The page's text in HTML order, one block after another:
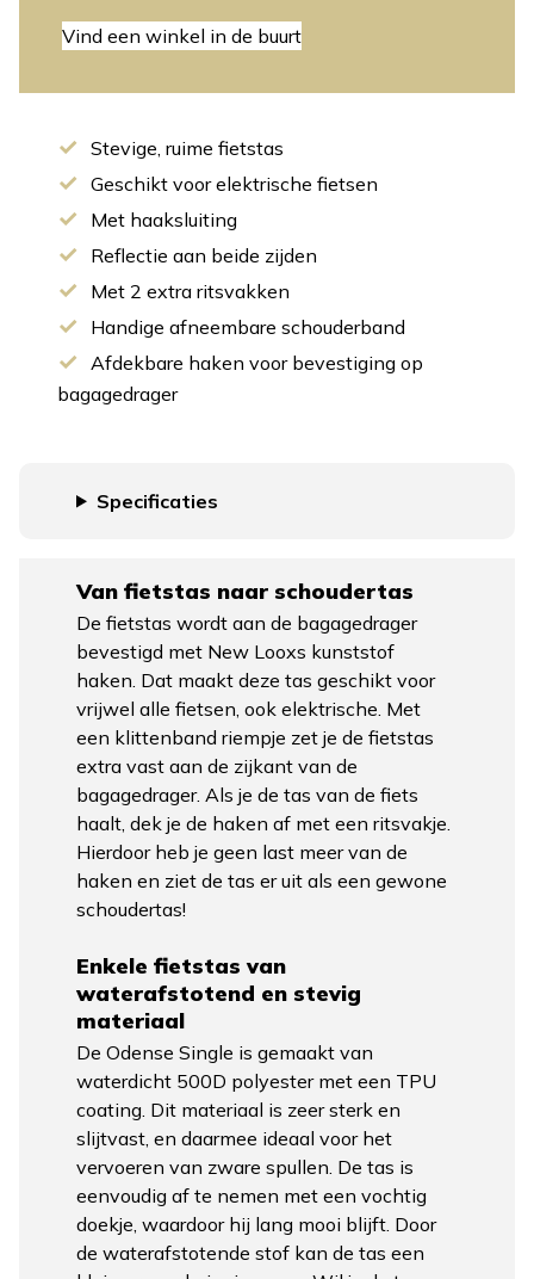
Vind een winkel in de buurt
Stevige, ruime fietstas
Geschikt voor elektrische fietsen
Met haaksluiting
Reflectie aan beide zijden
Met 2 extra ritsvakken
Handige afneembare schouderband
Afdekbare haken voor bevestiging op
bagagedrager
Specificaties
Van fietstas naar schoudertas
De fietstas wordt aan de bagagedrager
bevestigd met New Looxs kunststof
haken. Dat maakt deze tas geschikt voor
vrijwel alle fietsen, ook elektrische. Met
een klittenband riempje zet je de fietstas
extra vast aan de zijkant van de
bagagedrager. Als je de tas van de fiets
haalt, dek je de haken af met een ritsvakje.
Hierdoor heb je geen last meer van de
haken en ziet de tas er uit als een gewone
schoudertas!
Enkele fietstas van
waterafstotend en stevig
materiaal
De Odense Single is gemaakt van
waterdicht 500D polyester met een TPU
coating. Dit materiaal is zeer sterk en
slijtvast, en daarmee ideaal voor het
vervoeren van zware spullen. De tas is
eenvoudig af te nemen met een vochtig
doekje, waardoor hij lang mooi blijft. Door
de waterafstotende stof kan de tas een